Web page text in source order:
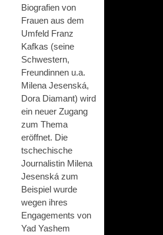
Biografien von
Frauen aus dem
Umfeld Franz
Kafkas (seine
Schwestern,
Freundinnen u.a.
Milena Jesenská,
Dora Diamant) wird
ein neuer Zugang
zum Thema
eröffnet. Die
tschechische
Journalistin Milena
Jesenská zum
Beispiel wurde
wegen ihres
Engagements von
Yad Yashem